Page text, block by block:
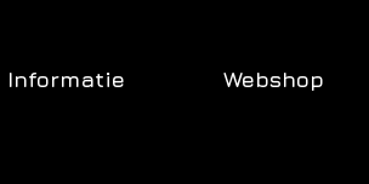
Informatie Webshop